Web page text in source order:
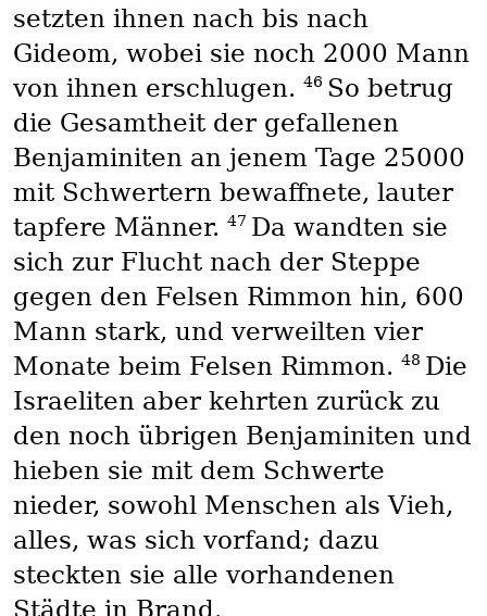
setzten ihnen nach bis nach
Gideom, wobei sie noch 2000 Mann
von ihnen erschlugen. 46 So betrug
die Gesamtheit der gefallenen
Benjaminiten an jenem Tage 25000
mit Schwertern bewaffnete, lauter
tapfere Männer. 47 Da wandten sie
sich zur Flucht nach der Steppe
gegen den Felsen Rimmon hin, 600
Mann stark, und verweilten vier
Monate beim Felsen Rimmon. 48 Die
Israeliten aber kehrten zurück zu
den noch übrigen Benjaminiten und
hieben sie mit dem Schwerte
nieder, sowohl Menschen als Vieh,
alles, was sich vorfand; dazu
steckten sie alle vorhandenen
Städte in Brand.